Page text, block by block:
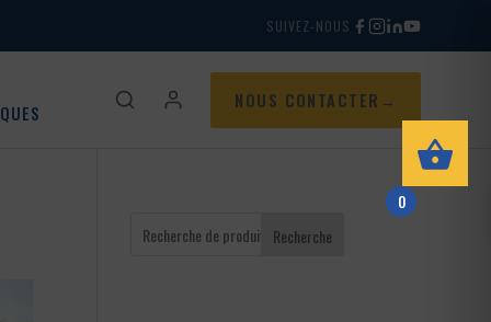
SUIVEZ-NOUS
NOUS CONTACTER
Recherche
0